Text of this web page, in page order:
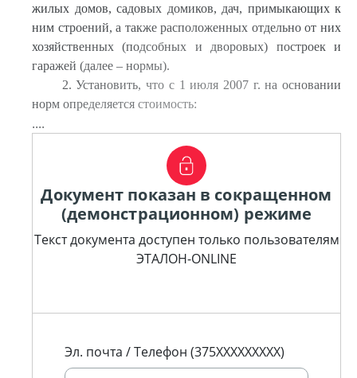
жилых домов, садовых домиков, дач, примыкающих к
ним строений, а также расположенных отдельно от них
хозяйственных (подсобных и дворовых) построек и
гаражей (далее – нормы).
2. Установить, что с 1 июля 2007 г. на основании
норм определяется стоимость:
....
Документ показан в сокращенном
(демонстрационном) режиме
Текст документа доступен только пользователям
ЭТАЛОН-ONLINE
Эл. почта / Телефон (375XXXXXXXXX)